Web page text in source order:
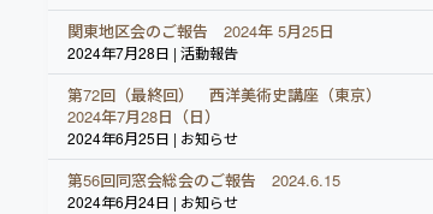
関東地区会のご報告 2024年 5月25日
2024年7月28日 | 活動報告
第72回（最終回） 西洋美術史講座（東京）
2024年7月28日（日）
2024年6月25日 | お知らせ
第56回同窓会総会のご報告 2024.6.15
2024年6月24日 | お知らせ